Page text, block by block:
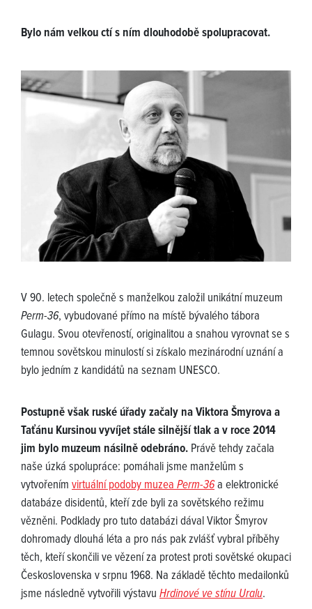
Bylo nám velkou ctí s ním dlouhodobě spolupracovat.
V 90. letech společně s manželkou založil unikátní muzeum
Perm-36, vybudované přímo na místě bývalého tábora
Gulagu. Svou otevřeností, originalitou a snahou vyrovnat se s
temnou sovětskou minulostí si získalo mezinárodní uznání a
bylo jedním z kandidátů na seznam UNESCO.
Postupně však ruské úřady začaly na Viktora Šmyrova a
Taťánu Kursinou vyvíjet stále silnější tlak a v roce 2014
jim bylo muzeum násilně odebráno. Právě tehdy začala
naše úzká spolupráce: pomáhali jsme manželům s
vytvořením virtuální podoby muzeaPerm-36a elektronické
databáze disidentů, kteří zde byli za sovětského režimu
vězněni. Podklady pro tuto databázi dával Viktor Šmyrov
dohromady dlouhá léta a pro nás pak zvlášť vybral příběhy
těch, kteří skončili ve vězení za protest proti sovětské okupaci
Československa v srpnu 1968. Na základě těchto medailonků
jsme následně vytvořili výstavu Hrdinové ve stínu Uralu.